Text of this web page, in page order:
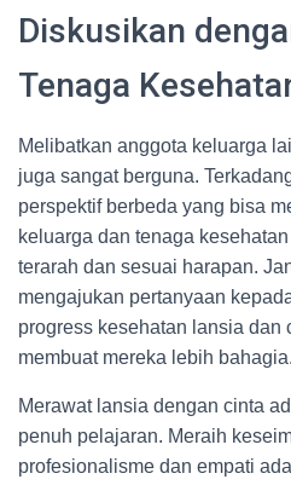
Diskusikan
Tenaga
Melibatkan anggota keluarga
juga sangat berguna.
perspektif berbeda yang bisa
keluarga dan tenaga
terarah dan sesuai harapan.
mengajukan pertanyaan
progress kesehatan lansia dan
membuat mereka lebih bahagia.
Merawat lansia dengan cinta
penuh pelajaran. Meraih
profesionalisme dan empati